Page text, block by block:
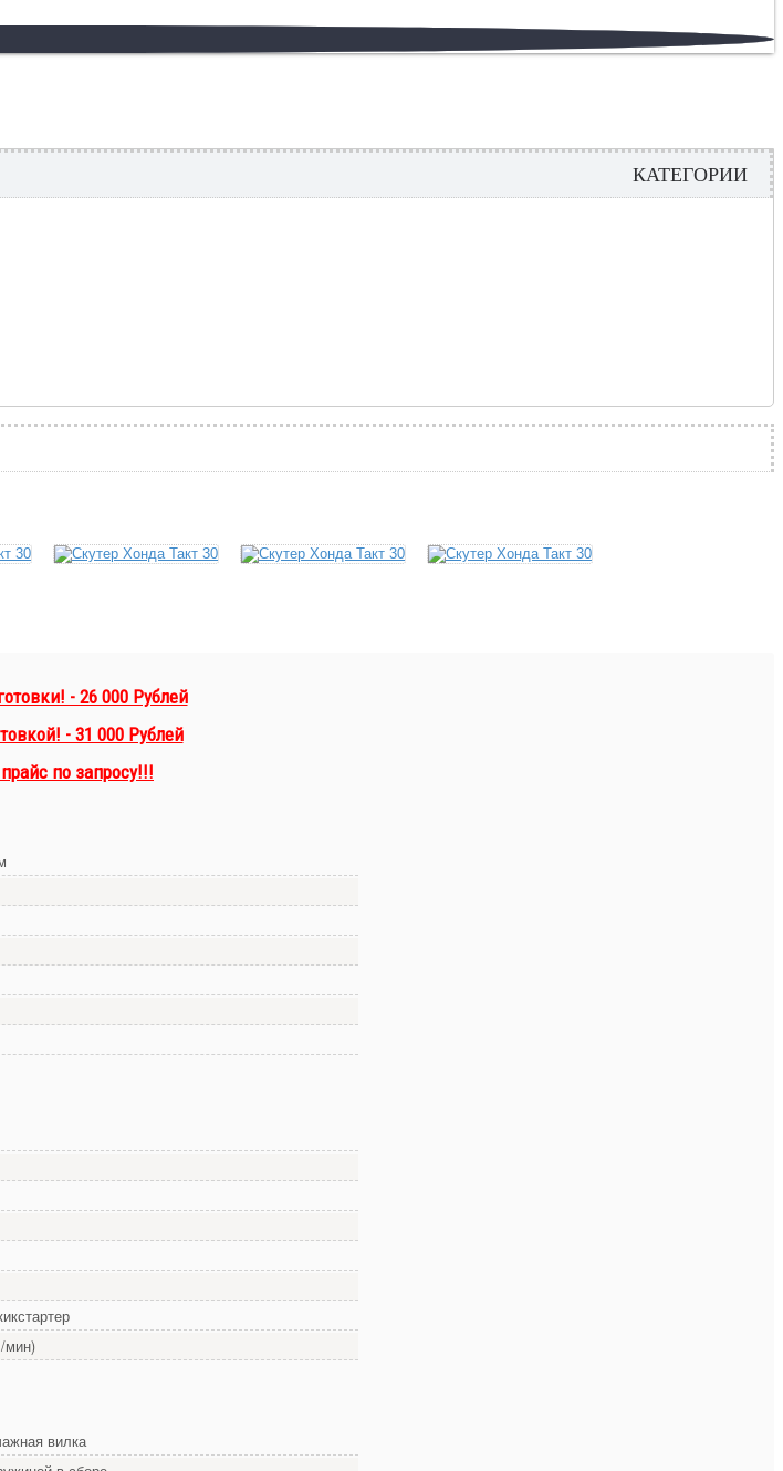
КАТЕГОРИИ
- 26 000 Рублей
- 31 000 Рублей
по запросу!!!
мин)
вилка